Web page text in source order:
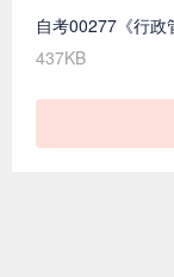
437KB